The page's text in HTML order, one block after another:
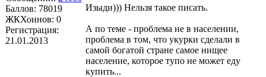
Баллов: 78019
ЖКХоинов: 0
Регистрация:
21.01.2013
Изыди))) Нельзя такое писать.
А по теме - проблема не в населении,
проблема в том, что укурки сделали в
самой богатой стране самое нищее
население, которое тупо не может еду
купить...